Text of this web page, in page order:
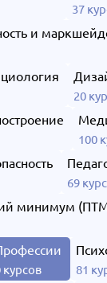
37
и
20
100
69
минимум
курсов 81